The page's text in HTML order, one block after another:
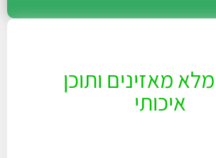
מאזינים ותוכן
איכותי